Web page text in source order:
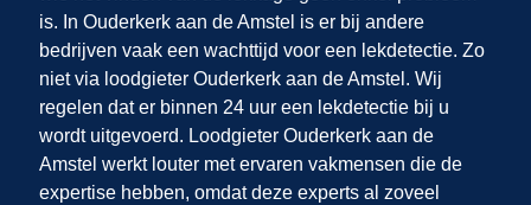
is. In Ouderkerk aan de Amstel is er bij andere
bedrijven vaak een wachttijd voor een lekdetectie. Zo
niet via loodgieter Ouderkerk aan de Amstel. Wij
regelen dat er binnen 24 uur een lekdetectie bij u
wordt uitgevoerd. Loodgieter Ouderkerk aan de
Amstel werkt louter met ervaren vakmensen die de
expertise hebben, omdat deze experts al zoveel